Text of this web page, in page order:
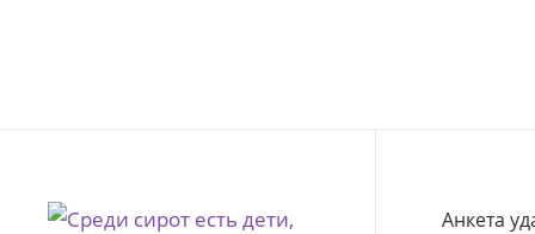
Анкета